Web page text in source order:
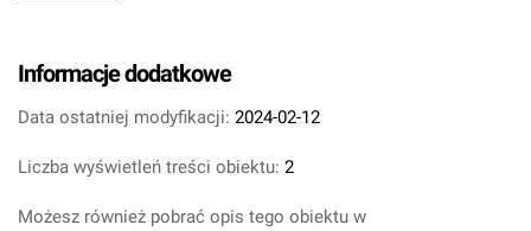
Informacje dodatkowe
Data ostatniej modyfikacji: 2024-02-12
Liczba wyświetleń treści obiektu: 2
Możesz również pobrać opis tego obiektu w